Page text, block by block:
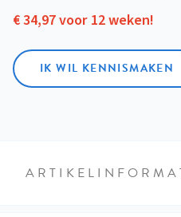
€ 34,97 voor 12 weken!
IK WIL KENNISMAKEN